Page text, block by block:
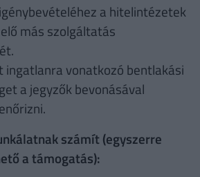
a hitelintézetek
más szolgáltatás
vonatkozó bentlakási
a jegyzők bevonásával
számít (egyszerre
a támogatás):